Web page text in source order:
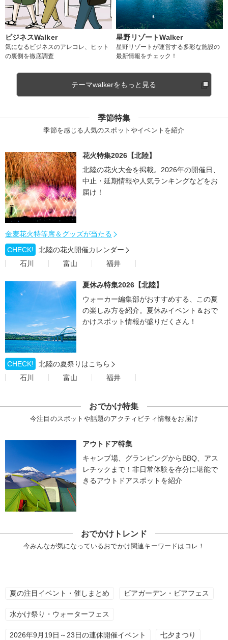
ビジネスWalker
気になるビジネスのアレコレ、ヒット
の裏側を徹底調査
星野リゾートWalker
星野リゾートが運営する多彩な施設の
最新情報をチェック！
テーマwalkerをもっと見る
季節特集
季節を感じる人気のスポットやイベントを紹介
花火特集2026【北陸】
北陸の花火大会を掲載。2026年の開催日、
中止・延期情報や人気ランキングなどをお
届け！
金麦花火特等席＆グッズが当たる
CHECK!
北陸の花火開催カレンダー
石川
富山 福井
夏休み特集2026【北陸】
ウォーカー編集部がおすすめする、この夏
の楽しみ方を紹介。夏休みイベント＆おで
かけスポット情報が盛りだくさん！
CHECK!
北陸の夏祭りはこちら
石川
富山 福井
おでかけ特集
今注目のスポットや話題のアクティビティ情報をお届け
アウトドア特集
キャンプ場、グランピングからBBQ、アス
レチックまで！非日常体験を存分に堪能で
きるアウトドアスポットを紹介
おでかけトレンド
今みんなが気になっているおでかけ関連キーワードはコレ！
夏の注目イベント・催しまとめ ビアガーデン・ビアフェス
水かけ祭り・ウォーターフェス
2026年9月19日～23日の連休開催イベント 七夕まつり